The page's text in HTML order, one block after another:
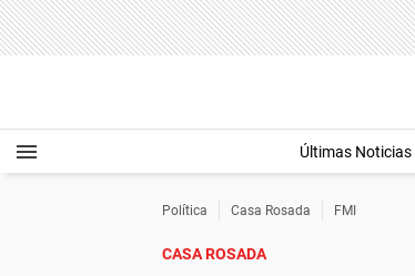
Últimas Noticias
Política Casa Rosada FMI
CASA ROSADA